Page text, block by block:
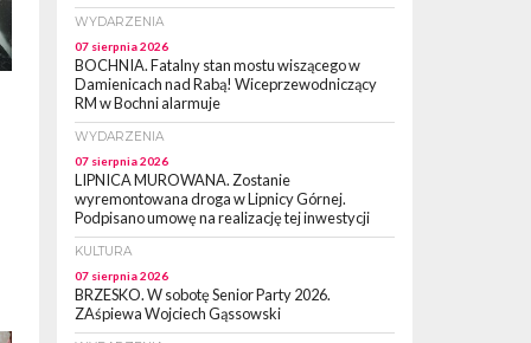
WYDARZENIA
07 sierpnia 2026
BOCHNIA. Fatalny stan mostu wiszącego w
Damienicach nad Rabą! Wiceprzewodniczący
RM w Bochni alarmuje
WYDARZENIA
07 sierpnia 2026
LIPNICA MUROWANA. Zostanie
wyremontowana droga w Lipnicy Górnej.
Podpisano umowę na realizację tej inwestycji
KULTURA
07 sierpnia 2026
BRZESKO. W sobotę Senior Party 2026.
ZAśpiewa Wojciech Gąssowski